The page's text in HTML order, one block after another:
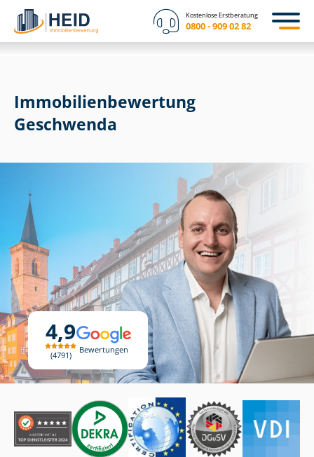
Kostenlose Erstberatung
0800 - 909 02 82
4,9
4791
Bewertungen
Immobilien­bewertung
Geschwenda